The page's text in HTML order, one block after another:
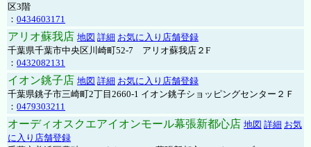
区3階
： 0434603171
アリオ蘇我店 地図 詳細 お気に入り店舗登録
千葉県千葉市中央区川崎町52-7 アリオ蘇我店２F
： 0432082131
イオン銚子店 地図 詳細 お気に入り店舗登録
千葉県銚子市三崎町2丁目2660-1 イオン銚子ショッピングセンター２Ｆ
： 0479303211
オーディオスクエアイオンモール幕張新都心店 地図 詳細 お気
に入り店舗登録